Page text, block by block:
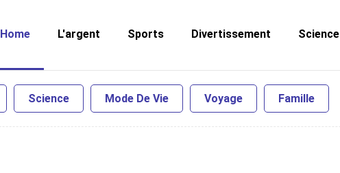
Home L'argent Sports Divertissement Science
Science Mode De Vie Voyage Famille